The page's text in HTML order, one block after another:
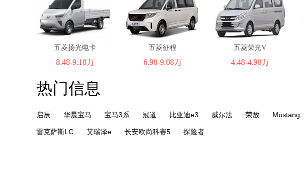
五菱扬光电卡
8.48-9.18万
五菱征程
6.98-9.08万
五菱荣光V
4.48-4.98万
热门信息
启辰 华晨宝马 宝马3系 冠道 比亚迪e3 威尔法 荣放 Mustang
雷克萨斯LC 艾瑞泽e 长安欧尚科赛5 探险者